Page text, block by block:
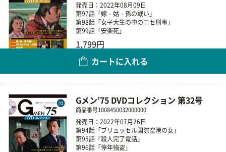
発売日：2022年08月09日
第97話「嫁・姑・孫の戦い」
第98話「女子大生の中のニセ刑事」
第99話「安楽死」
1,799円
カートに入れる
Gメン’75 DVDコレクション 第32号
商品番号1008450032000000
発売日：2022年07月26日
第94話「ブリュッセル国際空港の女」
第95話「殺人完了電話」
第96話「停年強盗」